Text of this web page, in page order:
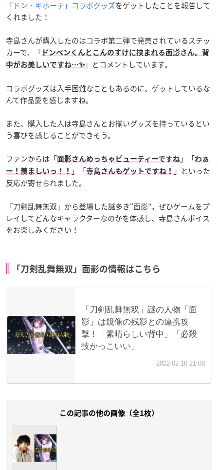
「ドン・キホーテ」コラボグッズをゲットしたことを報告して
くれました！
寺島さんが購入したのはコラボ第二弾で発売されているステッ
カーで、「 ドンペンくんとこんのすけに挟まれる面影さん。背
中がお美しいですね…✨」とコメントしています。
コラボグッズは入手困難なこともあるのに、ゲットしているな
んて作品愛を感じますね。
また、購入した人は寺島さんとお揃いグッズを持っているとい
う喜びを感じることができそう。
ファンからは「面影さんめっちゃビューティーですね 」「わぁ
ー！羨ましいっ！！
」「寺島さんもゲットですね！
」といった
反応が寄せられました。
「刀剣乱舞無双」から登場した謎多き“面影”。ぜひゲームをプ
レイしてどんなキャラクターなのかを体感し、寺島さんボイス
をお楽しみください！
「刀剣乱舞無双」面影の情報はこちら
この記事の他の画像（全1枚）